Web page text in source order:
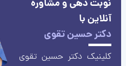
نوبت دهی و مشاوره
آنلاین با
دکتر حسین تقوی
کلینیک دکتر حسین تقوی